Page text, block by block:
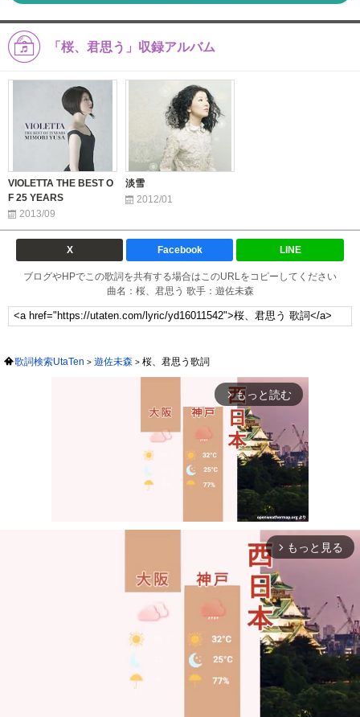
「桜、君思う」収録アルバム
VIOLETTA THE BEST O
F 25 YEARS
2013/09
淡雪
2012/01
X Facebook LINE
ブログやHPでこの歌詞を共有する場合はこのURLをコピーしてください
曲名：桜、君思う 歌手：遊佐未森
歌詞検索UtaTen 遊佐未森 桜、君思う歌詞
arrow_forward_ios もっと読む
Mute
arrow_forward_ios もっと見る